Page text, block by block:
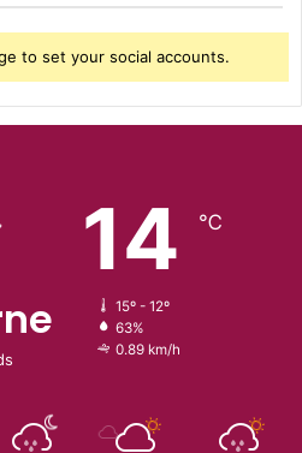
to set your social accounts.
14 ℃
15º - 12º
63%
0.89 km/h